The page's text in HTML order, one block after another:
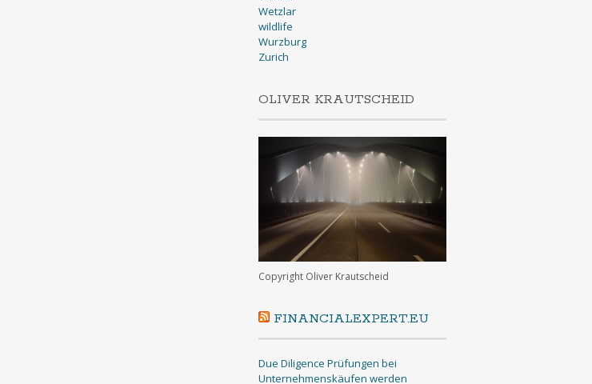
Wetzlar
wildlife
Wurzburg
Zurich
OLIVER KRAUTSCHEID
Copyright Oliver Krautscheid
FINANCIALEXPERT.EU
Due Diligence Prüfungen bei
Unternehmenskäufen werden